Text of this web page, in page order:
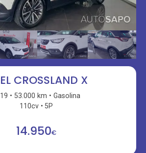
CROSSLAND X
53.000 km
Gasolina
110cv
5P
14.950€